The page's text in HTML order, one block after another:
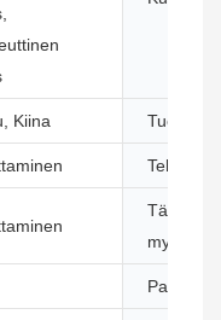
Kiina
Teho:
Paino